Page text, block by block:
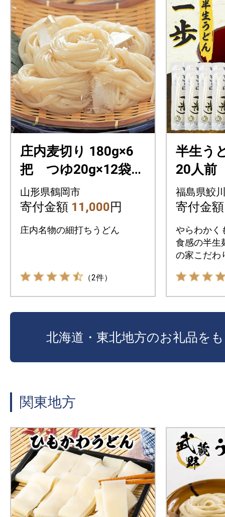
庄内麦切り 180g×6
把 つゆ20g×12袋
箱入
山形県鶴岡市
寄付金額 11,000円
庄内名物の細打ちうどん
（2件）
半生う
20人前
福島県鮫
寄付金
やらわかく
食感の半生
の家こだわ
北海道・東北地方のお礼品を
関東地方